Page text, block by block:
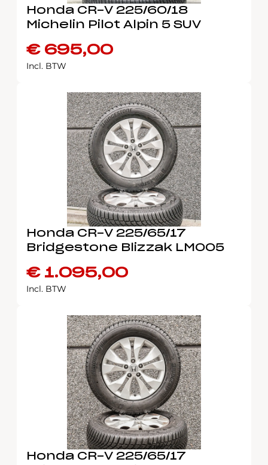
Honda CR-V 225/60/18
Michelin Pilot Alpin 5 SUV
€695,00
Incl. BTW
Honda CR-V 225/65/17
Bridgestone Blizzak LM005
€1.095,00
Incl. BTW
Honda CR-V 225/65/17